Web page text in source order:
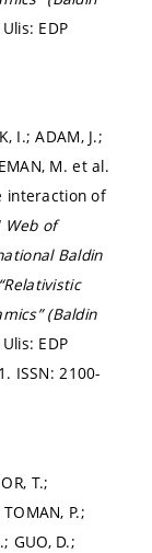
EDP
I.; ADAM, J.;
M. et al.
interaction of
Web of
Baldin
(Baldin
EDP
ISSN: 2100-
T.;
P.;
GUO, D.;